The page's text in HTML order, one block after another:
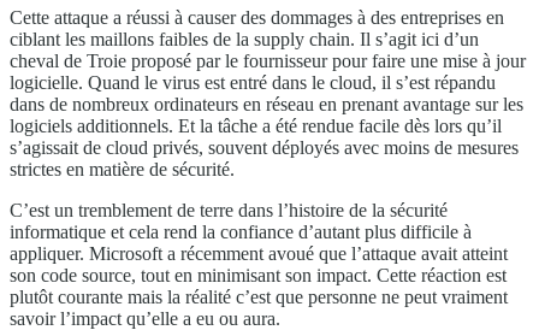
Cette attaque a réussi à causer des dommages à des entreprises en
ciblant les maillons faibles de la supply chain. Il s’agit ici d’un
cheval de Troie proposé par le fournisseur pour faire une mise à jour
logicielle. Quand le virus est entré dans le cloud, il s’est répandu
dans de nombreux ordinateurs en réseau en prenant avantage sur les
logiciels additionnels. Et la tâche a été rendue facile dès lors qu’il
s’agissait de cloud privés, souvent déployés avec moins de mesures
strictes en matière de sécurité.
C’est un tremblement de terre dans l’histoire de la sécurité
informatique et cela rend la confiance d’autant plus difficile à
appliquer. Microsoft a récemment avoué que l’attaque avait atteint
son code source, tout en minimisant son impact. Cette réaction est
plutôt courante mais la réalité c’est que personne ne peut vraiment
savoir l’impact qu’elle a eu ou aura.